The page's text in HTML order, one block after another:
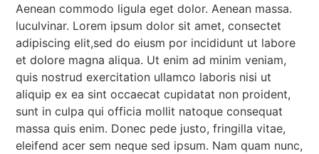
Aenean commodo ligula eget dolor. Aenean massa.
luculvinar. Lorem ipsum dolor sit amet, consectet
adipiscing elit,sed do eiusm por incididunt ut labore
et dolore magna aliqua. Ut enim ad minim veniam,
quis nostrud exercitation ullamco laboris nisi ut
aliquip ex ea sint occaecat cupidatat non proident,
sunt in culpa qui officia mollit natoque consequat
massa quis enim. Donec pede justo, fringilla vitae,
eleifend acer sem neque sed ipsum. Nam quam nunc,